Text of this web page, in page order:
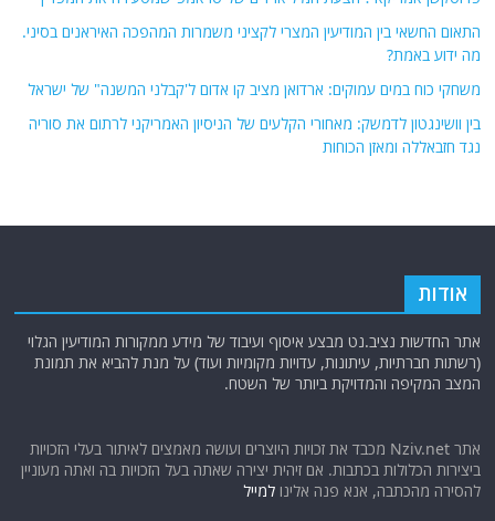
התאום החשאי בין המודיעין המצרי לקציני משמרות המהפכה האיראנים בסיני.
מה ידוע באמת?
משחקי כוח במים עמוקים: ארדואן מציב קו אדום ל'קבלני המשנה" של ישראל
בין וושינגטון לדמשק: מאחורי הקלעים של הניסיון האמריקני לרתום את סוריה
נגד חזבאללה ומאזן הכוחות
אודות
אתר החדשות נציב.נט מבצע איסוף ועיבוד של מידע ממקורות המודיעין הגלוי
(רשתות חברתיות, עיתונות, עדויות מקומיות ועוד) על מנת להביא את תמונת
המצב המקיפה והמדויקת ביותר של השטח.
אתר Nziv.net מכבד את זכויות היוצרים ועושה מאמצים לאיתור בעלי הזכויות
ביצירות הכלולות בכתבות. אם זיהית יצירה שאתה בעל הזכויות בה ואתה מעוניין
להסירה מהכתבה, אנא פנה אלינולמייל